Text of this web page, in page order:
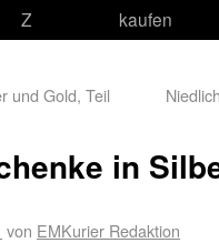
Z
kaufen
und Gold, Teil
in
von EMKurier Redaktion